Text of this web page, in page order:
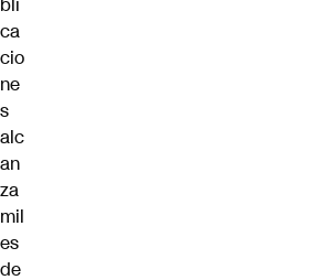
ca
cio
ne
s
alc
an
za
mil
es
de